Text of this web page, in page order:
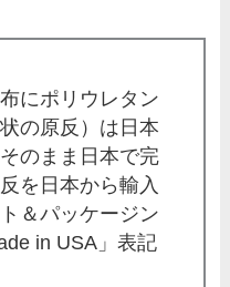
にポリウレタン
の原反）は日本
のまま日本で完
を日本から輸入
＆パッケージン
in USA」表記